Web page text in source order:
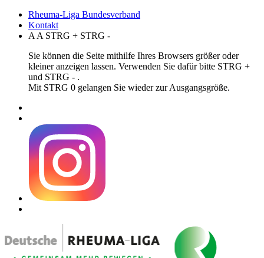
Rheuma-Liga Bundesverband
Kontakt
A A STRG + STRG -
Sie können die Seite mithilfe Ihres Browsers größer oder
kleiner anzeigen lassen. Verwenden Sie dafür bitte STRG +
und STRG - .
Mit STRG 0 gelangen Sie wieder zur Ausgangsgröße.